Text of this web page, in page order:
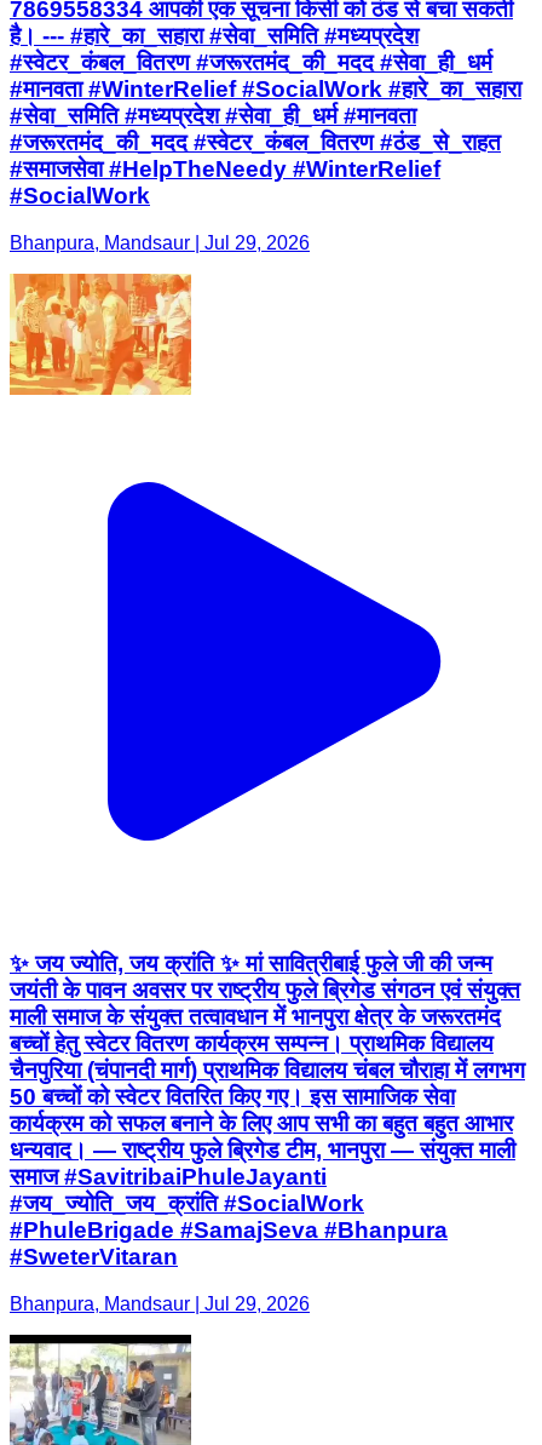
7869558334 आपकी एक सूचना किसी को ठंड से बचा सकती
है। --- #हारे_का_सहारा #सेवा_समिति #मध्यप्रदेश
#स्वेटर_कंबल_वितरण #जरूरतमंद_की_मदद #सेवा_ही_धर्म
#मानवता #WinterRelief #SocialWork #हारे_का_सहारा
#सेवा_समिति #मध्यप्रदेश #सेवा_ही_धर्म #मानवता
#जरूरतमंद_की_मदद #स्वेटर_कंबल_वितरण #ठंड_से_राहत
#समाजसेवा #HelpTheNeedy #WinterRelief
#SocialWork
Bhanpura, Mandsaur | Jul 29, 2026
✨ जय ज्योति, जय क्रांति ✨ मां सावित्रीबाई फुले जी की जन्म
जयंती के पावन अवसर पर राष्ट्रीय फुले ब्रिगेड संगठन एवं संयुक्त
माली समाज के संयुक्त तत्वावधान में भानपुरा क्षेत्र के जरूरतमंद
बच्चों हेतु स्वेटर वितरण कार्यक्रम सम्पन्न। प्राथमिक विद्यालय
चैनपुरिया (चंपानदी मार्ग) प्राथमिक विद्यालय चंबल चौराहा में लगभग
50 बच्चों को स्वेटर वितरित किए गए। इस सामाजिक सेवा
कार्यक्रम को सफल बनाने के लिए आप सभी का बहुत बहुत आभार
धन्यवाद। — राष्ट्रीय फुले ब्रिगेड टीम, भानपुरा — संयुक्त माली
समाज #SavitribaiPhuleJayanti
#जय_ज्योति_जय_क्रांति #SocialWork
#PhuleBrigade #SamajSeva #Bhanpura
#SweterVitaran
Bhanpura, Mandsaur | Jul 29, 2026